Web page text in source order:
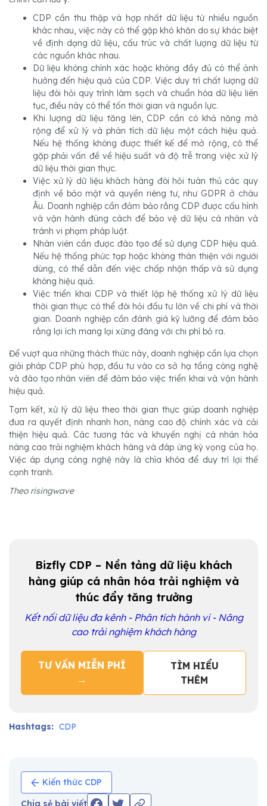
CDP cần thu thập và hợp nhất dữ liệu từ nhiều nguồn
khác nhau, việc này có thể gặp khó khăn do sự khác biệt
về định dạng dữ liệu, cấu trúc và chất lượng dữ liệu từ
các nguồn khác nhau.
Dữ liệu không chính xác hoặc không đầy đủ có thể ảnh
hưởng đến hiệu quả của CDP. Việc duy trì chất lượng dữ
liệu đòi hỏi quy trình làm sạch và chuẩn hóa dữ liệu liên
tục, điều này có thể tốn thời gian và nguồn lực.
Khi lượng dữ liệu tăng lên, CDP cần có khả năng mở
rộng để xử lý và phân tích dữ liệu một cách hiệu quả.
Nếu hệ thống không được thiết kế để mở rộng, có thể
gặp phải vấn đề về hiệu suất và độ trễ trong việc xử lý
dữ liệu thời gian thực.
Việc xử lý dữ liệu khách hàng đòi hỏi tuân thủ các quy
định về bảo mật và quyền riêng tư, như GDPR ở châu
Âu. Doanh nghiệp cần đảm bảo rằng CDP được cấu hình
và vận hành đúng cách để bảo vệ dữ liệu cá nhân và
tránh vi phạm pháp luật.
Nhân viên cần được đào tạo để sử dụng CDP hiệu quả.
Nếu hệ thống phức tạp hoặc không thân thiện với người
dùng, có thể dẫn đến việc chấp nhận thấp và sử dụng
không hiệu quả.
Việc triển khai CDP và thiết lập hệ thống xử lý dữ liệu
thời gian thực có thể đòi hỏi đầu tư lớn về chi phí và thời
gian. Doanh nghiệp cần đánh giá kỹ lưỡng để đảm bảo
rằng lợi ích mang lại xứng đáng với chi phí bỏ ra.
Để vượt qua những thách thức này, doanh nghiệp cần lựa chọn
giải pháp CDP phù hợp, đầu tư vào cơ sở hạ tầng công nghệ
và đào tạo nhân viên để đảm bảo việc triển khai và vận hành
hiệu quả.
Tạm kết, xử lý dữ liệu theo thời gian thực giúp doanh nghiệp
đưa ra quyết định nhanh hơn, nâng cao độ chính xác và cải
thiện hiệu quả. Các tương tác và khuyến nghị cá nhân hóa
nâng cao trải nghiệm khách hàng và đáp ứng kỳ vọng của họ.
Việc áp dụng công nghệ này là chìa khóa để duy trì lợi thế
cạnh tranh.
Theo risingwave
Bizfly CDP – Nền tảng dữ liệu khách
hàng giúp cá nhân hóa trải nghiệm và
thúc đẩy tăng trưởng
Kết nối dữ liệu đa kênh - Phân tích hành vi - Nâng
cao trải nghiệm khách hàng
TƯ VẤN MIỄN PHÍ
→
TÌM HIỂU
THÊM
Hashtags: CDP
Kiến thức CDP
Chia sẻ bài viết